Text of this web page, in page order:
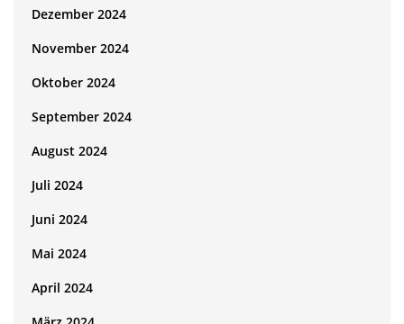
Dezember 2024
November 2024
Oktober 2024
September 2024
August 2024
Juli 2024
Juni 2024
Mai 2024
April 2024